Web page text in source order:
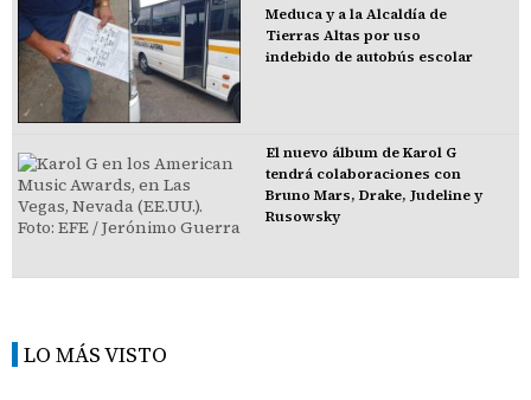
Meduca y a la Alcaldía de
Tierras Altas por uso
indebido de autobús escolar
El nuevo álbum de Karol G
tendrá colaboraciones con
Bruno Mars, Drake, Judeline y
Rusowsky
LO MÁS VISTO